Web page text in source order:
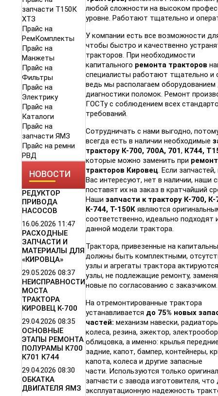
запчасти Т150К
ХТЗ
Прайс на
РемКомплекты
Прайс на
Манжеты
Прайс на
Фильтры
Прайс на
Электрику
Прайс на
Каталоги
Прайс на
запчасти ЯМЗ
Прайс на ремни
РВД
НОВОСТИ
РЕДУКТОР
ПРИВОДА
НАСОСОВ
16.06.2026 11:47
РАСХОДНЫЕ
ЗАПЧАСТИ И
МАТЕРИАЛЫ ДЛЯ
«КИРОВЦА»
29.05.2026 08:37
НЕИСПРАВНОСТИ
МОСТА
ТРАКТОРА
КИРОВЕЦ К-700
29.04.2026 08:35
ОСНОВНЫЕ
ЭТАПЫ РЕМОНТА
ПОЛУРАМЫ К700
К701 К744
29.04.2026 08:30
ОБКАТКА
ДВИГАТЕЛЯ ЯМЗ
любой сложности на высоком
уровне. Работают тщательно и
У компании есть все возможности
чтобы быстро и качественно
тракторов. При необходимости
капитального ремонта тракторов
специалисты работают тщательно и
ведь мы располагаем оборудованием
диагностики поломок. Ремонт
ГОСТу с соблюдением всех
требований.
Сотрудничать с нами выгодно,
всегда есть в наличии необходимые
трактору К-700, 700А, 701, К744,
которые можно заменить при
тракторов Кировец. Если
Вас интересуют, нет в наличии, наши
поставят их на заказ в кратчайший
Наши запчасти к трактору К-700,
К-744, Т-150К являются
соответственно, идеально подходят
данной модели трактора.
Трактора, привезенные на
должны быть комплектными,
узлы и агрегаты трактора
узлы, не подлежащие ремонту,
новые по согласованию с заказчиком.
На отремонтированные трактора
устанавливается до 75% новых
частей: механизм навески,
колеса, резина, эжектор,
облицовка, а именно: крылья
задние, капот, бампер, контейнеры,
капота, колеса и другие запасные
части. Используются только
запчасти с завода изготовителя, что
эксплуатационную надежность